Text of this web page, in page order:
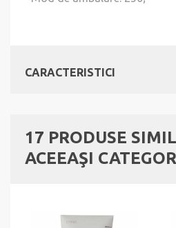
CARACTERISTICI
17 PRODUSE
ACEEAŞI